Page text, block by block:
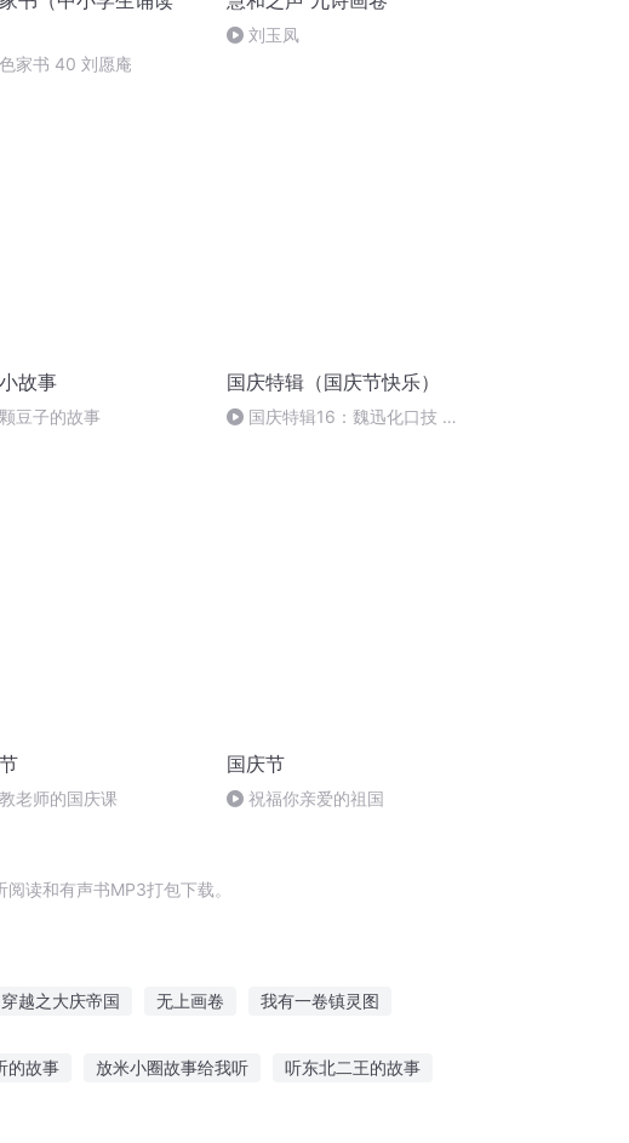
家书 40 刘愿庵
刘玉凤
故事
豆子的故事
国庆特辑（国庆节快乐）
国庆特辑16：魏迅化口技 二
老师的国庆课
国庆节
祝福你亲爱的祖国
读和有声书MP3打包下载。
穿越之大庆帝国 无上画卷 我有一卷镇灵图
的故事 放米小圈故事给我听 听东北二王的故事